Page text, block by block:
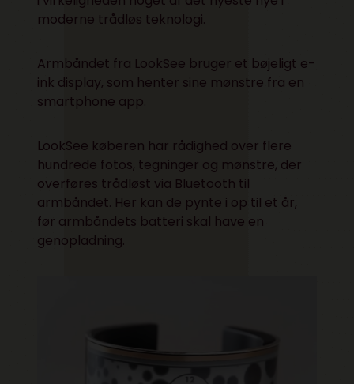
moderne trådløs teknologi.
Armbåndet fra LookSee bruger et bøjeligt e-
ink display, som henter sine mønstre fra en
smartphone app.
LookSee køberen har rådighed over flere
hundrede fotos, tegninger og mønstre, der
overføres trådløst via Bluetooth til
armbåndet. Her kan de pynte i op til et år,
før armbåndets batteri skal have en
genopladning.